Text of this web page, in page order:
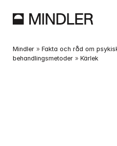
Våra psykologer
Mindler » Fakta och råd om
behandlingsmetoder » Kärlek